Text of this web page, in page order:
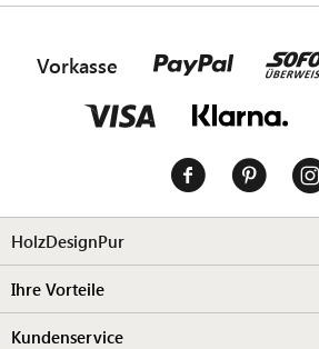
Vorkasse
HolzDesignPur
Ihre Vorteile
Kundenservice